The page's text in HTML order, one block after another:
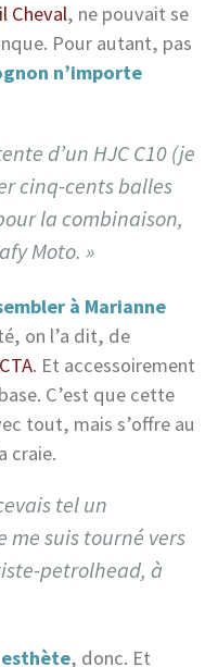
Cheval, ne pouvait se
Pour autant, pas
n’importe
d’un HJC C10 (je
cinq-cents balles
la combinaison,
Moto. »
à Marianne
on l’a dit, de
. Et accessoirement
C’est que cette
tout, mais s’offre au
craie.
tel un
me suis tourné vers
petrolhead, à
esthète, donc. Et